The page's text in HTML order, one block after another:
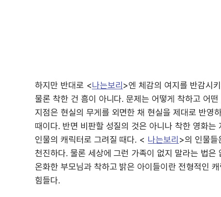
하지만 반대로 <나는보리 >엔 체감의 여지를 반감시
물론 착한 건 흠이 아니다. 문제는 어떻게 착하고 어
지점은 현실의 무게를 외면한 채 현실을 제대로 반영
때이다. 반면 비판할 성질의 것은 아니나 착한 영화
인물의 캐릭터로 그려질 때다. < 나는보리 >의 인물들
천진하다. 물론 세상에 그런 가족이 없지 말라는 법
온화한 부모님과 착하고 밝은 아이들이란 전형적인
힘들다.